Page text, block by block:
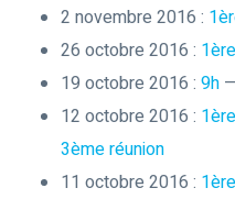
2 novembre 2016 :
26 octobre 2016 :
19 octobre 2016 : 9h —
12 octobre 2016 :
3ème réunion
11 octobre 2016 :